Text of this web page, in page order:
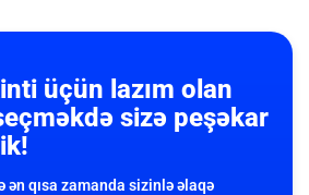
üçün lazım olan
sizə peşəkar
ən qısa zamanda sizinlə əlaqə